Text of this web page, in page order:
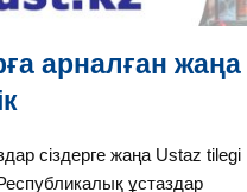
осы іс-
үшін маған
арналған жаңа
сіздерге жаңа Ustaz tilegi
Республикалық ұстаздар